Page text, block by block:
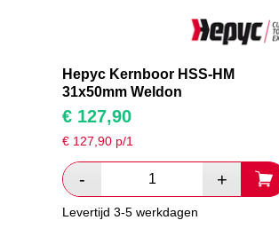
Hepyc Kernboor HSS-HM
31x50mm Weldon
€ 127,90
€ 127,90 p/1
Levertijd 3-5 werkdagen